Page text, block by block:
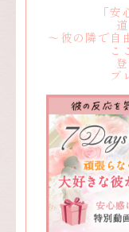
「
～彼の隣で自
こ
プ